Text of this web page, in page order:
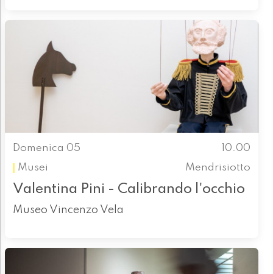
Domenica 05
10.00
Musei
Mendrisiotto
Valentina Pini - Calibrando l'occhio
Museo Vincenzo Vela